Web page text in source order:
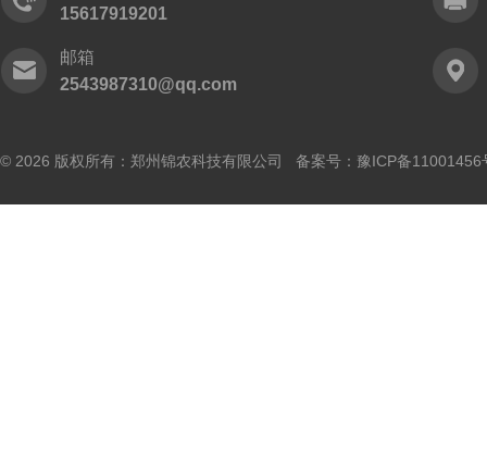
15617919201
邮箱
2543987310@qq.com
© 2026 版权所有：郑州锦农科技有限公司 备案号： 豫ICP备11001456